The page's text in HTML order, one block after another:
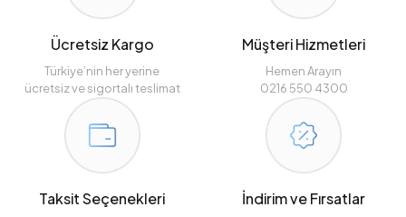
Ücretsiz Kargo
Türkiye’nin her yerine
ücretsiz ve sigortalı teslimat
Müşteri Hizmetleri
Hemen Arayın
0216 550 4300
Taksit Seçenekleri İndirim ve Fırsatlar